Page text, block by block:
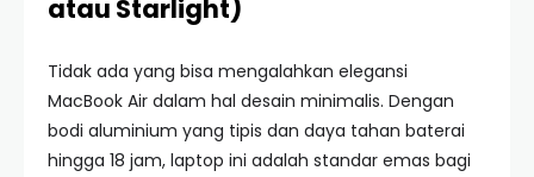
atau Starlight)
Tidak ada yang bisa mengalahkan elegansi
MacBook Air dalam hal desain minimalis. Dengan
bodi aluminium yang tipis dan daya tahan baterai
hingga 18 jam, laptop ini adalah standar emas bagi